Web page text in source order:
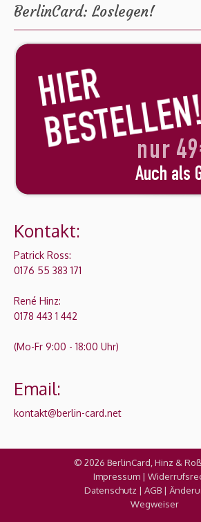
BerlinCard: Loslegen!
Kontakt:
Patrick Ross:
0176 55 383 171
René Hinz:
0178 443 1 442
(Mo-Fr 9:00 - 18:00 Uhr)
Email:
kontakt@berlin-card.net
© 2026 BerlinCard, Hinz &
Impressum |
Datenschutz | AGB |
Wegweiser